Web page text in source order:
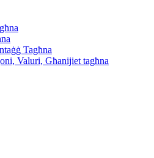
Tagħna
Valuri, Għanijiet tagħna